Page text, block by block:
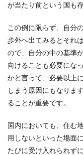
が当たり前という国も
この例に限らず、自分
歩外へ出てみるとそれ
ので、自分の中の基準
向けることも必要にな
かと言って、必要以上
しまう原因にもなりま
ることが重要です。
国内においても、住む
用しないといった場面
たびに受け入れられず